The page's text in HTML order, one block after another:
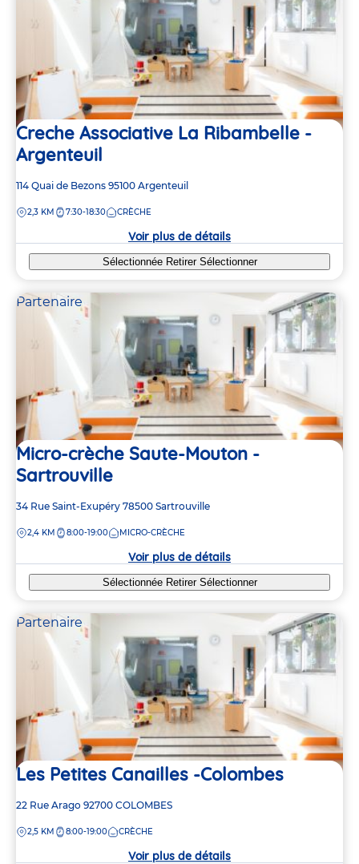
Creche Associative La Ribambelle -
Argenteuil
Adresse
la
114 Quai de Bezons 95100 Argenteuil
DISTANCE
2,3 KM 7:30-18:30 CRÈCHE
Voir plus de détails
Sélectionnée Retirer Sélectionner
Partenaire
Micro-crèche Saute-Mouton -
Sartrouville
Adresse
la
34 Rue Saint-Exupéry 78500 Sartrouville
DISTANCE
2,4 KM 8:00-19:00 MICRO-CRÈCHE
Voir plus de détails
Sélectionnée Retirer Sélectionner
Partenaire
Les Petites Canailles -Colombes
Adresse
la
22 Rue Arago 92700 COLOMBES
DISTANCE
2,5 KM 8:00-19:00 CRÈCHE
Voir plus de détails